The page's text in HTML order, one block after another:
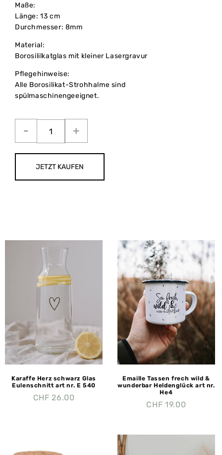
Maße:
Länge: 13 cm
Durchmesser: 8mm
Material:
Borosililkatglas mit kleiner Lasergravur
Pflegehinweise:
Alle Borosilikat-Strohhalme sind
spülmaschinengeeignet.
JETZT KAUFEN
Karaffe Herz schwarz Glas
Eulenschnitt art nr. E 540
CHF 26.00
Emaille Tassen frech wild &
wunderbar Heldenglück art nr.
He4
CHF 19.00